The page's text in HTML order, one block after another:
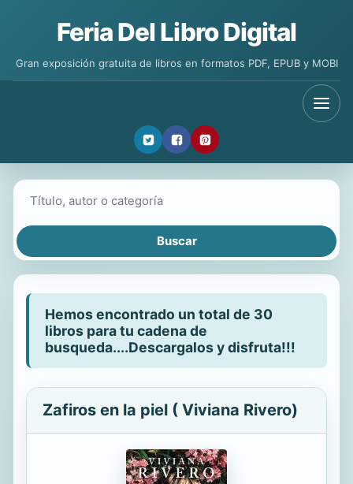
Feria Del Libro Digital
Gran exposición gratuita de libros en formatos PDF, EPUB y MOBI
Hemos encontrado un total de 30
libros para tu cadena de
busqueda....Descargalos y disfruta!!!
Zafiros en la piel ( Viviana Rivero)